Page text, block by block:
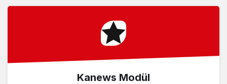
Kanews Modül